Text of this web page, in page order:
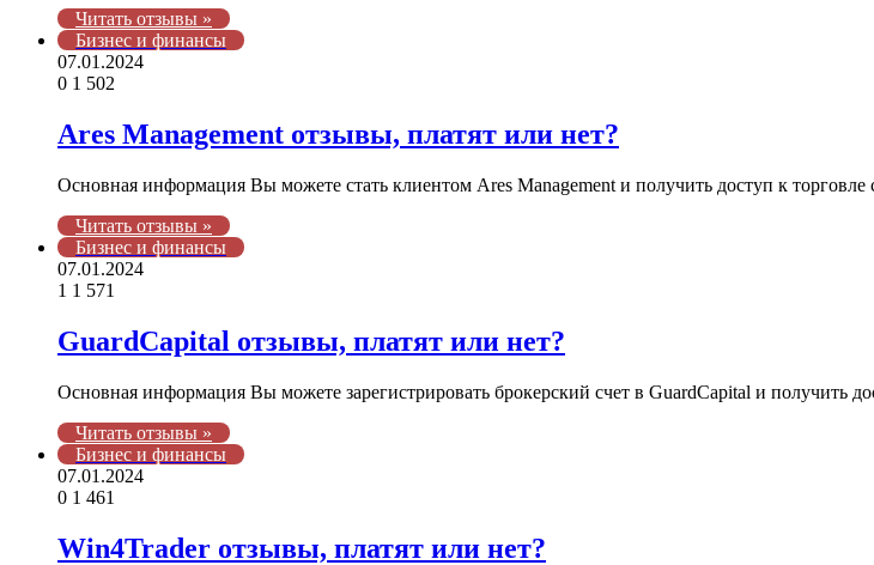
Читать отзывы »
Бизнес и финансы
07.01.2024
0 1 502
Ares Management отзывы, платят или нет?
Основная информация Вы можете стать клиентом Ares Management и получить доступ к
Читать отзывы »
Бизнес и финансы
07.01.2024
1 1 571
GuardCapital отзывы, платят или нет?
Основная информация Вы можете зарегистрировать брокерский счет в GuardCapital и получить
Читать отзывы »
Бизнес и финансы
07.01.2024
0 1 461
Win4Trader отзывы, платят или нет?